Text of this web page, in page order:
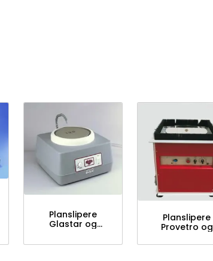
Planslipere
Glastar og
Planslipere
Provetro og